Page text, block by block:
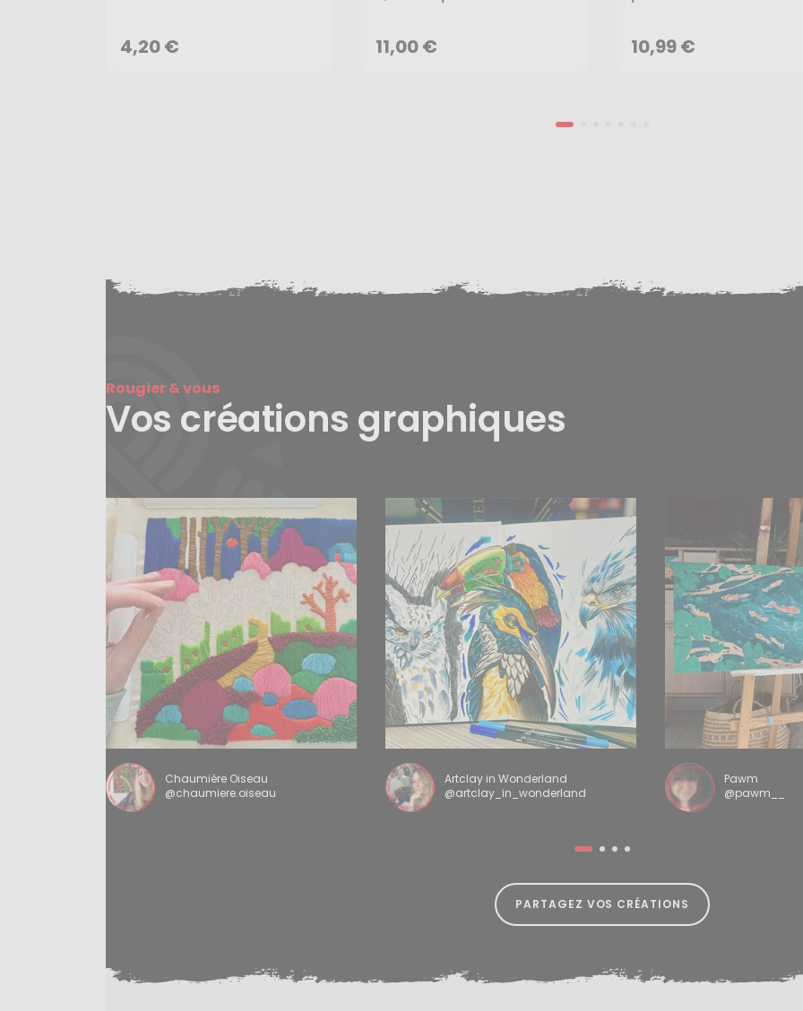
4,20 €AJOUTER AU PANIER 11,00 €AJOUTER AU PANIER 10,99 €AJOUTER AU PANIER
Rougier & vous
Vos créations graphiques
Chaumière Oiseau
@chaumiere.oiseau
Artclay in Wonderland
@artclay_in_wonderland
Pawm
@pawm__
PARTAGEZ VOS CRÉATIONS